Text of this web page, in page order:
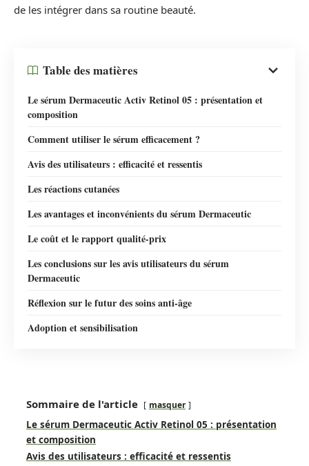
de les intégrer dans sa routine beauté.
Table des matières
Le sérum Dermaceutic Activ Retinol 05 : présentation et
composition
Comment utiliser le sérum efficacement ?
Avis des utilisateurs : efficacité et ressentis
Les réactions cutanées
Les avantages et inconvénients du sérum Dermaceutic
Le coût et le rapport qualité-prix
Les conclusions sur les avis utilisateurs du sérum
Dermaceutic
Réflexion sur le futur des soins anti-âge
Adoption et sensibilisation
Sommaire de l'article masquer
Le sérum Dermaceutic Activ Retinol 05 : présentation
et composition
Avis des utilisateurs : efficacité et ressentis